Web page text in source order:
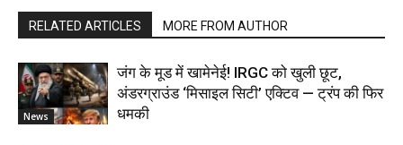
RELATED ARTICLES MORE FROM AUTHOR
News
जंग के मूड में खामेनेई! IRGC को खुली छूट,
अंडरग्राउंड ‘मिसाइल सिटी’ एक्टिव — ट्रंप की फिर
धमकी